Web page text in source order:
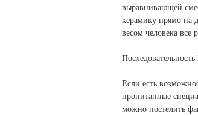
выравнивающей
керамику прямо на
весом человека все
Если есть
пропитанные
можно постелить